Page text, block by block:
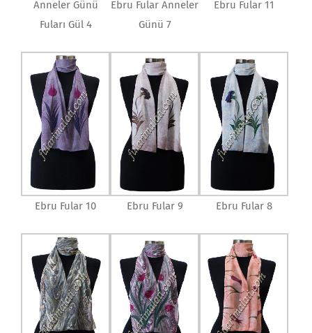
Anneler Günü
Fuları Gül 4
Ebru Fular Anneler
Günü 7
Ebru Fular 11
Ebru Fular 10 Ebru Fular 9 Ebru Fular 8